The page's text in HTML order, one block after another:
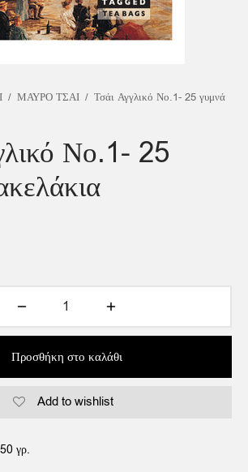
/ ΜΑΥΡΟ ΤΣΑΙ / Τσάι Αγγλικό Νο.1- 25 γυμνά
Νο.1- 25
Προσθήκη στο καλάθι
Add to wishlist
50 γρ.